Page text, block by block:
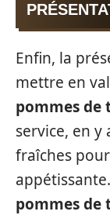
Enfin, la
mettre en
pommes de
service, en
fraîches
pommes de